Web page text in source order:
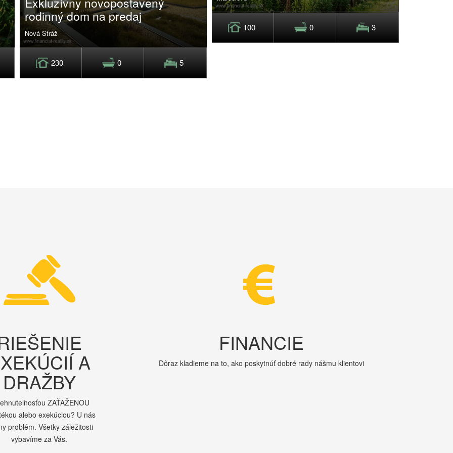
rodinný dom na predaj
Nová Stráž
230 0 5
100 0 3
A
DRAŽBY
ZAŤAŽENOU
alebo exekúciou? U nás
problém. Všetky záležitosti
vybavíme za Vás.
FINANCIE
Dôraz kladieme na to, ako poskytnúť dobré rady nášmu klientovi